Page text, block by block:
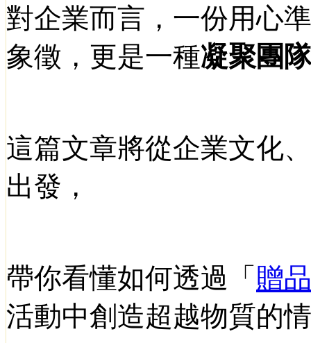
對企業而言，一份用心
象徵，更是一種凝聚團
這篇文章將從企業文化
出發，
帶你看懂如何透過「 贈品
活動中創造超越物質的